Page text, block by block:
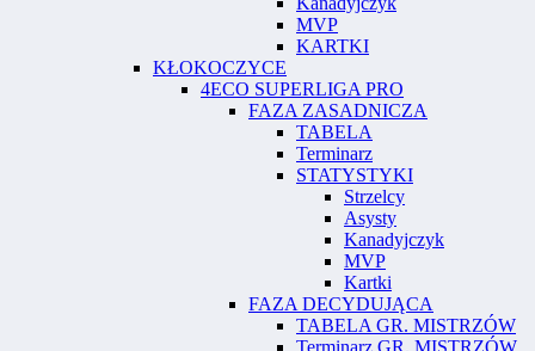
MVP
KARTKI
KŁOKOCZYCE
4ECO SUPERLIGA PRO
FAZA ZASADNICZA
TABELA
Terminarz
STATYSTYKI
Strzelcy
Asysty
Kanadyjczyk
MVP
Kartki
FAZA DECYDUJĄCA
TABELA GR. MISTRZÓW
Terminarz GR. MISTRZÓW